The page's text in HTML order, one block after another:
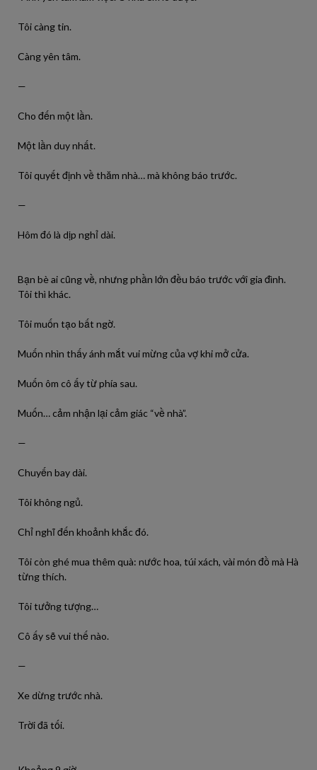
Tôi càng tin.
Càng yên tâm.
—
Cho đến một lần.
Một lần duy nhất.
Tôi quyết định về thăm nhà… mà không báo trước.
—
Hôm đó là dịp nghỉ dài.
Bạn bè ai cũng về, nhưng phần lớn đều báo trước với gia đình.
Tôi thì khác.
Tôi muốn tạo bất ngờ.
Muốn nhìn thấy ánh mắt vui mừng của vợ khi mở cửa.
Muốn ôm cô ấy từ phía sau.
Muốn… cảm nhận lại cảm giác “về nhà”.
—
Chuyến bay dài.
Tôi không ngủ.
Chỉ nghĩ đến khoảnh khắc đó.
Tôi còn ghé mua thêm quà: nước hoa, túi xách, vài món đồ mà Hà
từng thích.
Tôi tưởng tượng…
Cô ấy sẽ vui thế nào.
—
Xe dừng trước nhà.
Trời đã tối.